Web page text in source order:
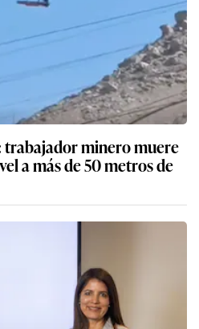
trabajador minero muere
a más de 50 metros de